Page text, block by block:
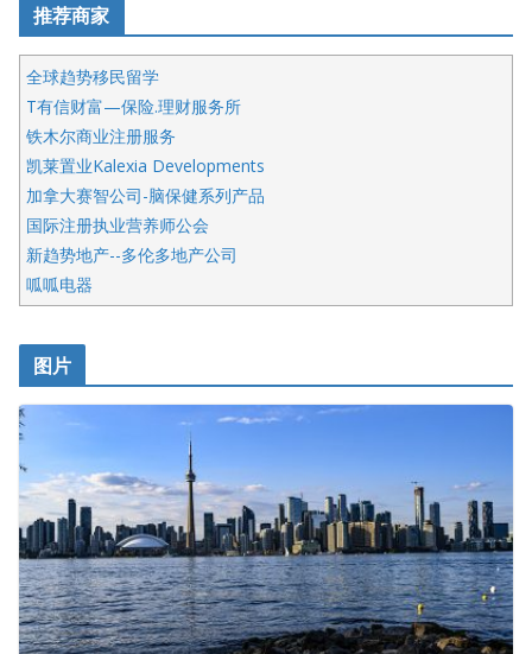
推荐商家
全球趋势移民留学
T有信财富—保险.理财服务所
铁木尔商业注册服务
凯莱置业Kalexia Developments
加拿大赛智公司-脑保健系列产品
国际注册执业营养师公会
新趋势地产--多伦多地产公司
呱呱电器
开明车行KS CAR SALES & SERVICE
皇后金融集团
铁木尔商业注册服务
图片